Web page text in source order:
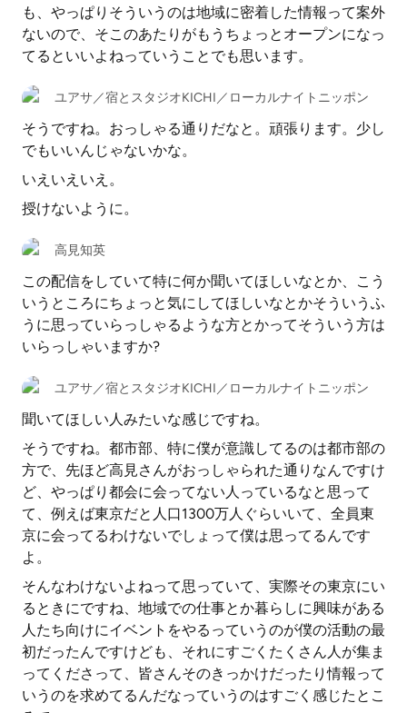
も、やっぱりそういうのは地域に密着した情報って案外
ないので、そこのあたりがもうちょっとオープンになっ
てるといいよねっていうことでも思います。
ユアサ／宿とスタジオKICHI／ローカルナイトニッポン
そうですね。おっしゃる通りだなと。頑張ります。少し
でもいいんじゃないかな。
いえいえいえ。
授けないように。
高見知英
この配信をしていて特に何か聞いてほしいなとか、こう
いうところにちょっと気にしてほしいなとかそういうふ
うに思っていらっしゃるような方とかってそういう方は
いらっしゃいますか?
ユアサ／宿とスタジオKICHI／ローカルナイトニッポン
聞いてほしい人みたいな感じですね。
そうですね。都市部、特に僕が意識してるのは都市部の
方で、先ほど高見さんがおっしゃられた通りなんですけ
ど、やっぱり都会に会ってない人っているなと思って
て、例えば東京だと人口1300万人ぐらいいて、全員東
京に会ってるわけないでしょって僕は思ってるんです
よ。
そんなわけないよねって思っていて、実際その東京にい
るときにですね、地域での仕事とか暮らしに興味がある
人たち向けにイベントをやるっていうのが僕の活動の最
初だったんですけども、それにすごくたくさん人が集ま
ってくださって、皆さんそのきっかけだったり情報って
いうのを求めてるんだなっていうのはすごく感じたとこ